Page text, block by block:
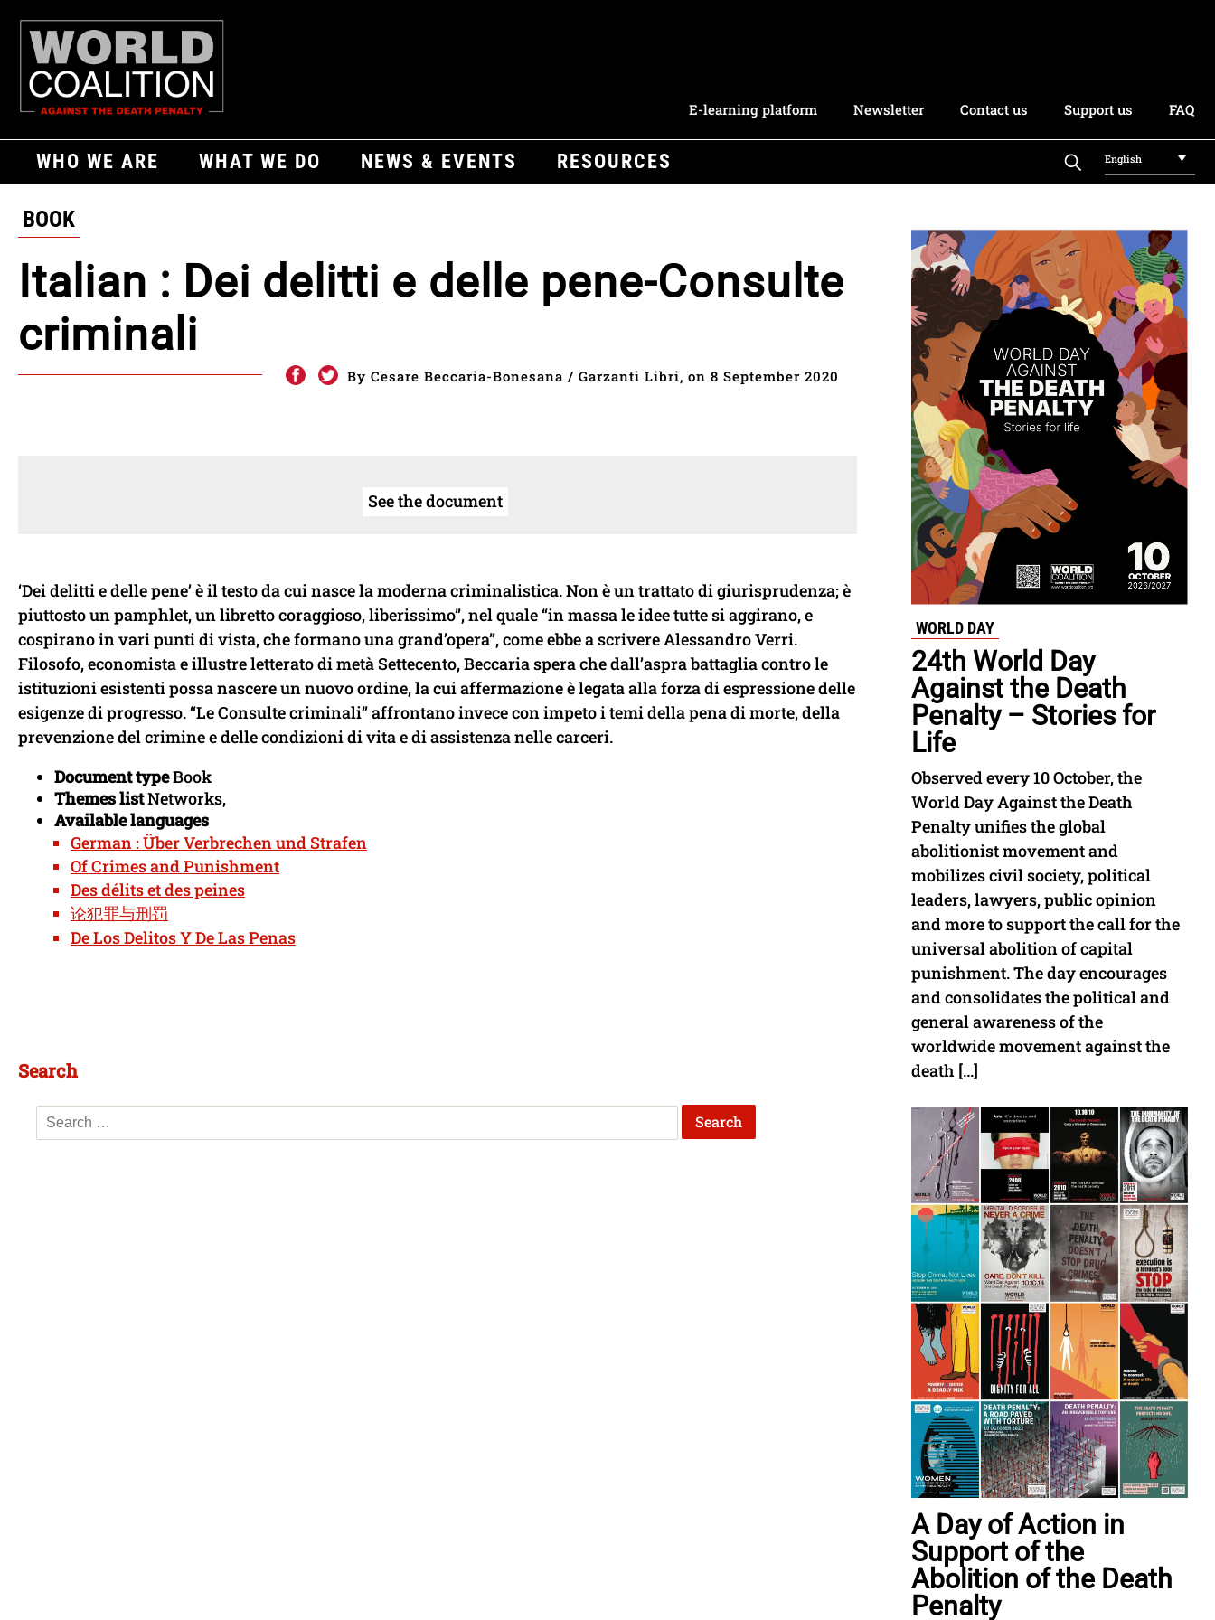
E-learning platform Newsletter Contact us Support us FAQ
WHO WE ARE WHAT WE DO NEWS & EVENTS RESOURCES English
BOOK
Italian : Dei delitti e delle pene-Consulte
criminali
By Cesare Beccaria-Bonesana / Garzanti Libri, on 8 September 2020
See the document
‘Dei delitti e delle pene’ è il testo da cui nasce la moderna criminalistica. Non è un trattato di giurisprudenza; è
piuttosto un pamphlet, un libretto coraggioso, liberissimo”, nel quale “in massa le idee tutte si aggirano, e
cospirano in vari punti di vista, che formano una grand’opera”, come ebbe a scrivere Alessandro Verri.
Filosofo, economista e illustre letterato di metà Settecento, Beccaria spera che dall’aspra battaglia contro le
istituzioni esistenti possa nascere un nuovo ordine, la cui affermazione è legata alla forza di espressione delle
esigenze di progresso. “Le Consulte criminali” affrontano invece con impeto i temi della pena di morte, della
prevenzione del crimine e delle condizioni di vita e di assistenza nelle carceri.
Document typeBook
Themes listNetworks,
Available languages
German : Über Verbrechen und Strafen
Of Crimes and Punishment
Des délits et des peines
论犯罪与刑罚
De Los Delitos Y De Las Penas
Search
WORLD DAY
24th World Day
Against the Death
Penalty – Stories for
Life
Observed every 10 October, the
World Day Against the Death
Penalty unifies the global
abolitionist movement and
mobilizes civil society, political
leaders, lawyers, public opinion
and more to support the call for the
universal abolition of capital
punishment. The day encourages
and consolidates the political and
general awareness of the
worldwide movement against the
death […]
A Day of Action in
Support of the
Abolition of the Death
Penalty